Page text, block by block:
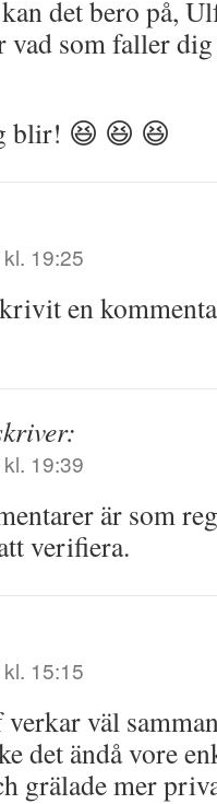
kan det bero på,
som faller
blir! 😆 😆 😆
19:25
en
19:39
är som
verifiera.
15:15
väl
det ändå vore
grälade mer